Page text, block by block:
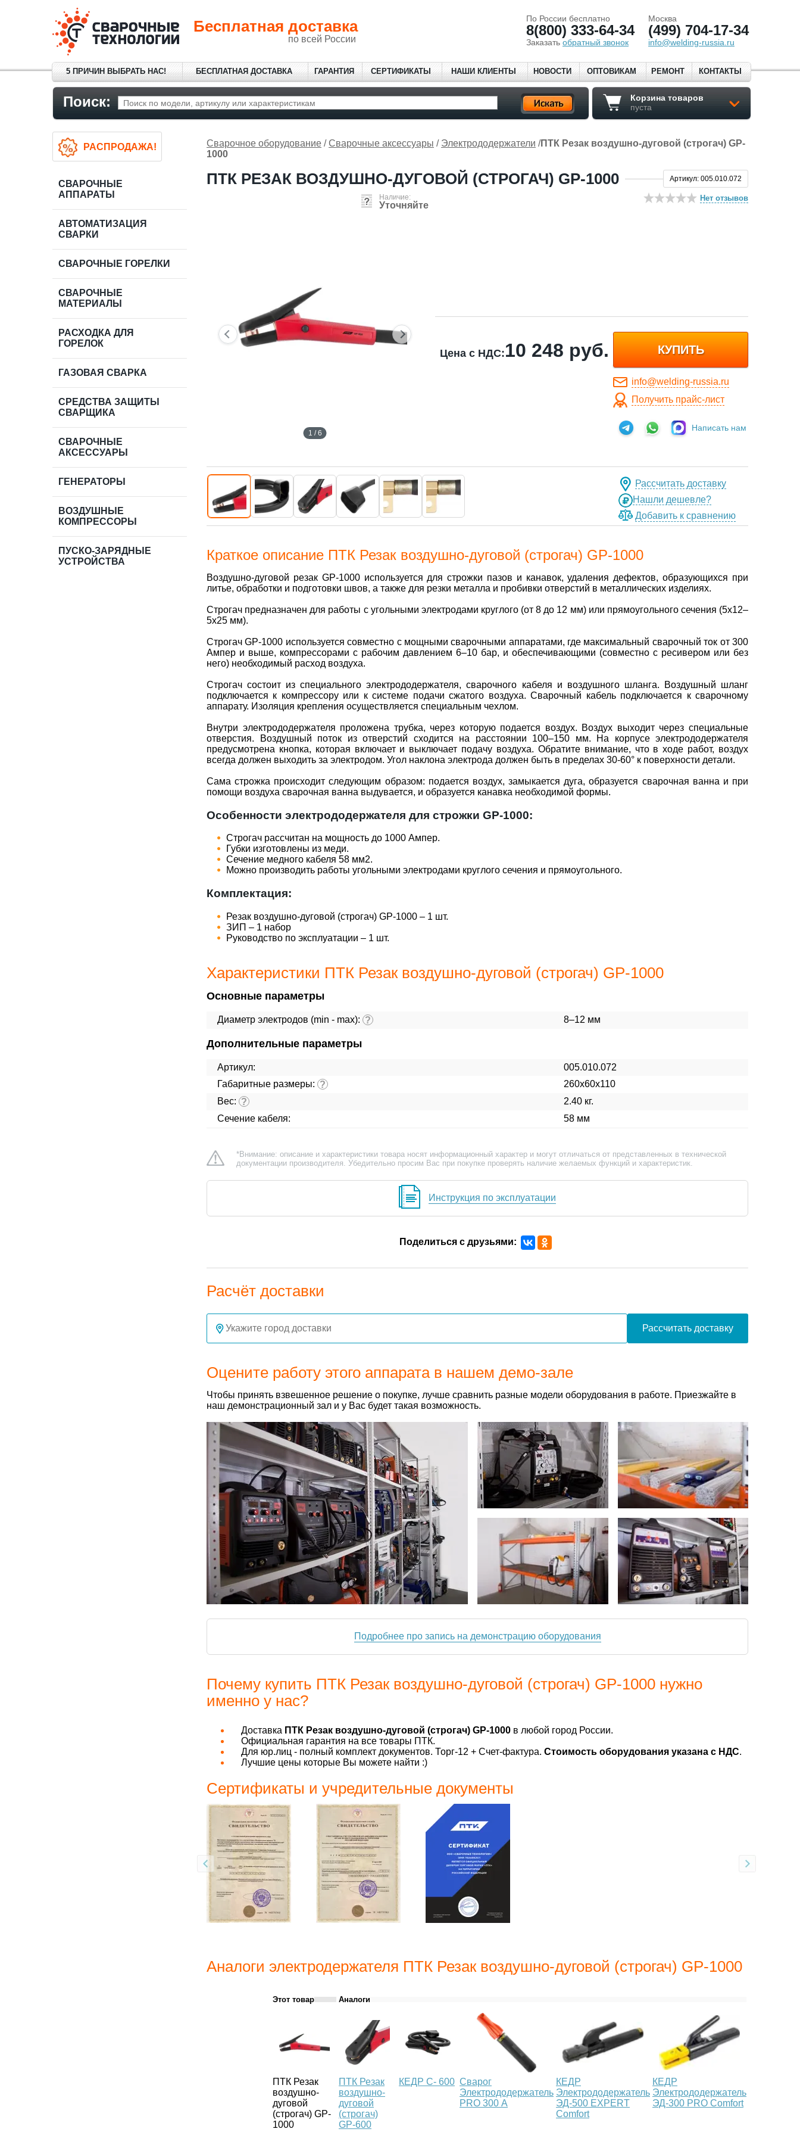
Бесплатная доставка
по всей России
По России бесплатно
8(800) 333-64-34
Заказать обратный звонок
Москва
(499) 704-17-34
info@welding-russia.ru
5 ПРИЧИН ВЫБРАТЬ НАС! БЕСПЛАТНАЯ ДОСТАВКА ГАРАНТИЯ СЕРТИФИКАТЫ НАШИ КЛИЕНТЫ НОВОСТИ ОПТОВИКАМ РЕМОНТ КОНТАКТЫ
Поиск:
Корзина товаров
пуста
Сварочное оборудование / Сварочные аксессуары / Электрододержатели /ПТК Резак воздушно-дуговой (строгач) GP-
1000
ПТК РЕЗАК ВОЗДУШНО-ДУГОВОЙ (СТРОГАЧ) GP-1000
Нет отзывов
Артикул: 005.010.072
Наличие:
Уточняйте
1 / 6
Цена с НДС:10 248 руб. КУПИТЬ
info@welding-russia.ru
Получить прайс-лист
Написать нам
Рассчитать доставку
Нашли дешевле?
Добавить к сравнению
Краткое описание ПТК Резак воздушно-дуговой (строгач) GP-1000
Воздушно-дуговой резак GP-1000 используется для строжки пазов и канавок, удаления дефектов, образующихся при
литье, обработки и подготовки швов, а также для резки металла и пробивки отверстий в металлических изделиях.
Строгач предназначен для работы с угольными электродами круглого (от 8 до 12 мм) или прямоугольного сечения (5х12–
5х25 мм).
Строгач GP-1000 используется совместно с мощными сварочными аппаратами, где максимальный сварочный ток от 300
Ампер и выше, компрессорами с рабочим давлением 6–10 бар, и обеспечивающими (совместно с ресивером или без
него) необходимый расход воздуха.
Строгач состоит из специального электрододержателя, сварочного кабеля и воздушного шланга. Воздушный шланг
подключается к компрессору или к системе подачи сжатого воздуха. Сварочный кабель подключается к сварочному
аппарату. Изоляция крепления осуществляется специальным чехлом.
Внутри электрододержателя проложена трубка, через которую подается воздух. Воздух выходит через специальные
отверстия. Воздушный поток из отверстий сходится на расстоянии 100–150 мм. На корпусе электрододержателя
предусмотрена кнопка, которая включает и выключает подачу воздуха. Обратите внимание, что в ходе работ, воздух
всегда должен выходить за электродом. Угол наклона электрода должен быть в пределах 30-60° к поверхности детали.
Сама строжка происходит следующим образом: подается воздух, замыкается дуга, образуется сварочная ванна и при
помощи воздуха сварочная ванна выдувается, и образуется канавка необходимой формы.
Особенности электрододержателя для строжки GP-1000:
Строгач рассчитан на мощность до 1000 Ампер.
Губки изготовлены из меди.
Сечение медного кабеля 58 мм2.
Можно производить работы угольными электродами круглого сечения и прямоугольного.
Комплектация:
Резак воздушно-дуговой (строгач) GP-1000 – 1 шт.
ЗИП – 1 набор
Руководство по эксплуатации – 1 шт.
Характеристики ПТК Резак воздушно-дуговой (строгач) GP-1000
Основные параметры
Диаметр электродов (min - max): ? 8–12 мм
Дополнительные параметры
Артикул:
005.010.072
Габаритные размеры: ?
260х60х110
Вес: ?
2.40 кг.
Сечение кабеля:
58 мм
*Внимание: описание и характеристики товара носят информационный характер и могут отличаться от представленных в технической
документации производителя. Убедительно просим Вас при покупке проверять наличие желаемых функций и характеристик.
Инструкция по эксплуатации
Поделиться с друзьями:
Расчёт доставки
Рассчитать доставку
Оцените работу этого аппарата в нашем демо-зале
Чтобы принять взвешенное решение о покупке, лучше сравнить разные модели оборудования в работе. Приезжайте в
наш демонстрационный зал и у Вас будет такая возможность.
Подробнее про запись на демонстрацию оборудования
Почему купить ПТК Резак воздушно-дуговой (строгач) GP-1000 нужно
именно у нас?
Доставка ПТК Резак воздушно-дуговой (строгач) GP-1000 в любой город России.
Официальная гарантия на все товары ПТК.
Для юр.лиц - полный комплект документов. Торг-12 + Счет-фактура. Стоимость оборудования указана с НДС.
Лучшие цены которые Вы можете найти :)
Сертификаты и учредительные документы
Аналоги электродержателя ПТК Резак воздушно-дуговой (строгач) GP-1000
Этот товар Аналоги
ПТК Резак
воздушно-
дуговой
(строгач) GP-
1000
ПТК Резак
воздушно-
дуговой
(строгач)
GP-600
КЕДР С- 600 Сварог
Электрододержатель
PRO 300 А
КЕДР
Электрододержатель
ЭД-500 EXPERT
Comfort
КЕДР
Электрододержатель
ЭД-300 PRO Comfort
РАСПРОДАЖА!
СВАРОЧНЫЕ
АППАРАТЫ
АВТОМАТИЗАЦИЯ
СВАРКИ
СВАРОЧНЫЕ ГОРЕЛКИ
СВАРОЧНЫЕ
МАТЕРИАЛЫ
РАСХОДКА ДЛЯ
ГОРЕЛОК
ГАЗОВАЯ СВАРКА
СРЕДСТВА ЗАЩИТЫ
СВАРЩИКА
СВАРОЧНЫЕ
АКСЕССУАРЫ
ГЕНЕРАТОРЫ
ВОЗДУШНЫЕ
КОМПРЕССОРЫ
ПУСКО-ЗАРЯДНЫЕ
УСТРОЙСТВА